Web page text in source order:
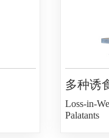
多种诱
Loss-in-
Palatants